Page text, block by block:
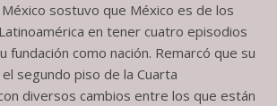
sostuvo que México es de los
en tener cuatro episodios
fundación como nación. Remarcó que su
segundo piso de la Cuarta
diversos cambios entre los que están